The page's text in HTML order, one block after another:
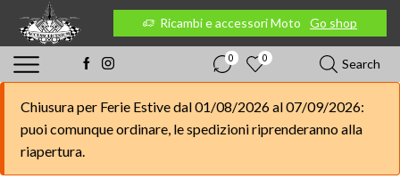
Go shop Ricambi e accessori Moto Go shop
0 0 Search
Chiusura per Ferie Estive dal 01/08/2026 al 07/09/2026:
puoi comunque ordinare, le spedizioni riprenderanno alla
riapertura.